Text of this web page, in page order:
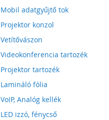
Mobil adatgyűjtő tok
Projektor konzol
Vetítővászon
Videokonferencia tartozék
Projektor tartozék
Lamináló fólia
VoIP, Analóg kellék
LED izzó, fénycső